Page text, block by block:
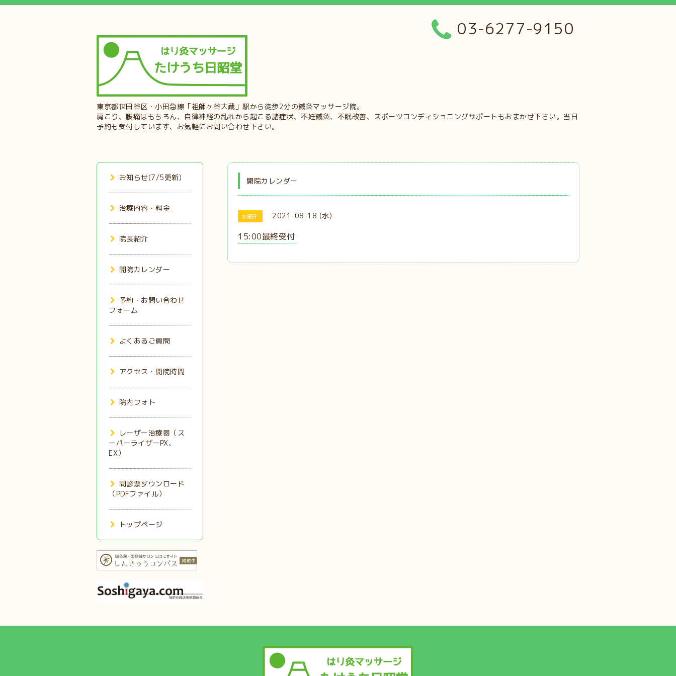
東京都世田谷区・小田急線「祖師ヶ谷大蔵」駅から徒歩2分の鍼灸マッサージ院。
肩こり、腰痛はもちろん、自律神経の乱れから起こる諸症状、不妊鍼灸、不眠改善、スポーツコンディショニングサポートもおまかせ下さい。当日
予約も受付しています、お気軽にお問い合わせ下さい。
03-6277-9150
開院カレンダー
水曜日 2021-08-18 (水)
15:00最終受付
お知らせ(7/5更新)
治療内容・料金
院長紹介
開院カレンダー
予約・お問い合わせ
フォーム
よくあるご質問
アクセス・開院時間
院内フォト
レーザー治療器（ス
ーパーライザーPX、
EX）
問診票ダウンロード
（PDFファイル）
トップページ